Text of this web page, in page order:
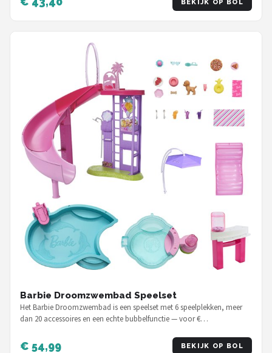
BEKIJK OP BOL
Barbie Droomzwembad Speelset
Het Barbie Droomzwembad is een speelset met 6 speelplekken, meer
dan 20 accessoires en een echte bubbelfunctie — voor €…
€ 54,99 BEKIJK OP BOL